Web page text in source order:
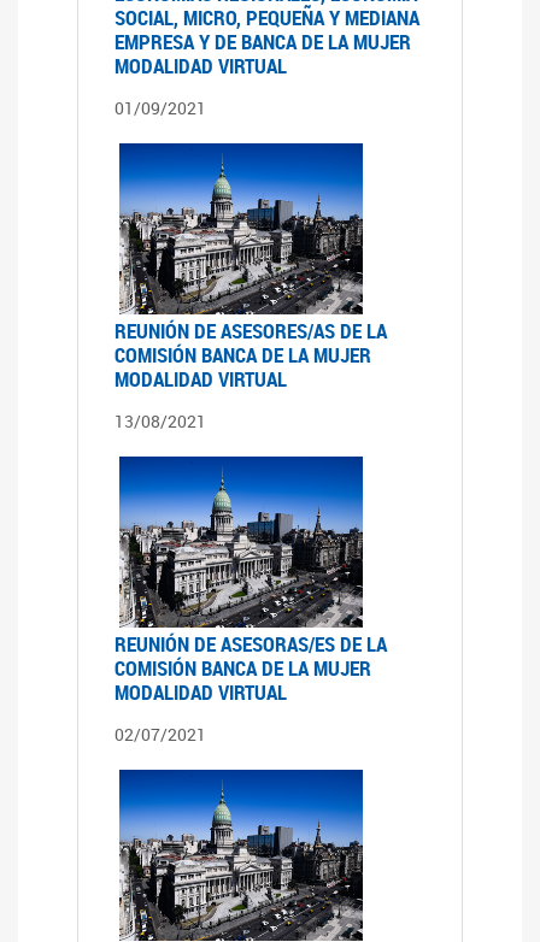
SOCIAL, MICRO, PEQUEÑA Y MEDIANA
EMPRESA Y DE BANCA DE LA MUJER
MODALIDAD VIRTUAL
01/09/2021
REUNIÓN DE ASESORES/AS DE LA
COMISIÓN BANCA DE LA MUJER
MODALIDAD VIRTUAL
13/08/2021
REUNIÓN DE ASESORAS/ES DE LA
COMISIÓN BANCA DE LA MUJER
MODALIDAD VIRTUAL
02/07/2021